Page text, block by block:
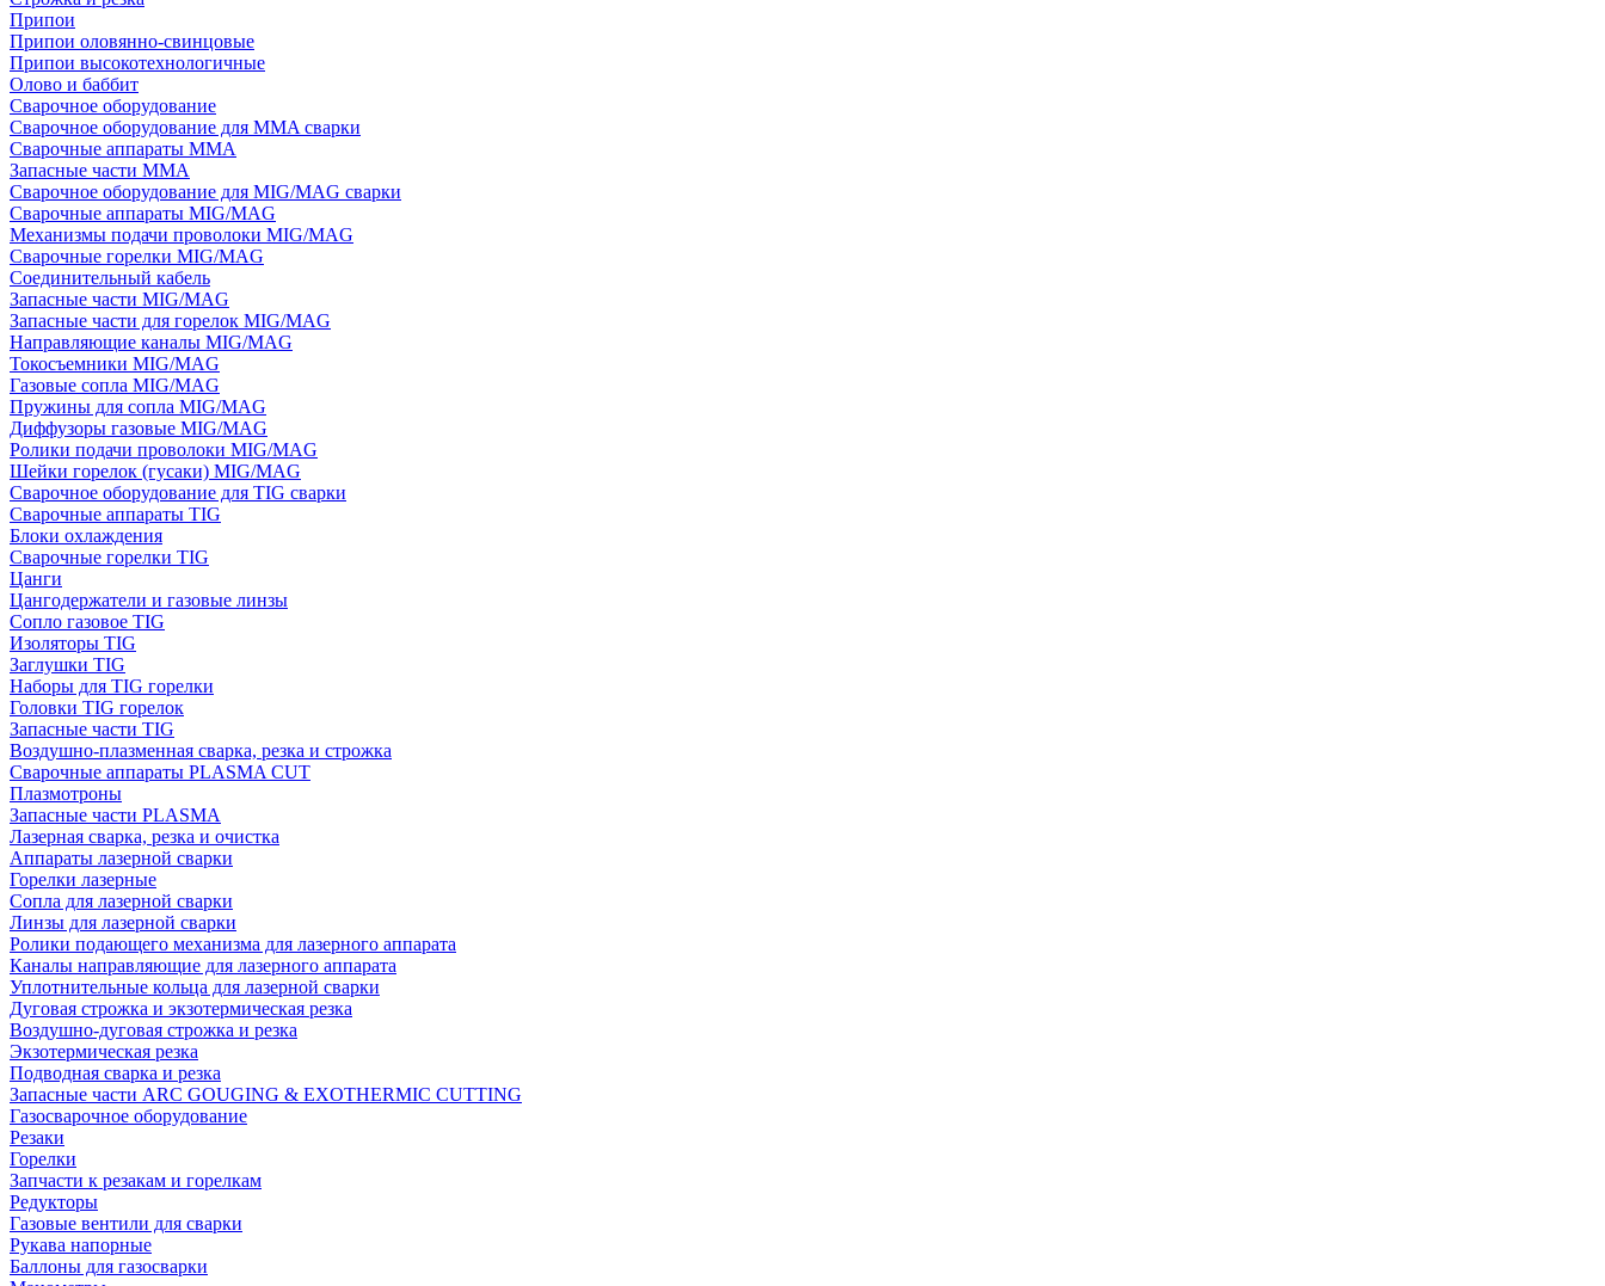
Припои
Припои оловянно-свинцовые
Припои высокотехнологичные
Олово и баббит
Сварочное оборудование
Сварочное оборудование для MMA сварки
Сварочные аппараты MMA
Запасные части MMA
Сварочное оборудование для MIG/MAG сварки
Сварочные аппараты MIG/MAG
Механизмы подачи проволоки MIG/MAG
Сварочные горелки MIG/MAG
Соединительный кабель
Запасные части MIG/MAG
Запасные части для горелок MIG/MAG
Направляющие каналы MIG/MAG
Токосъемники MIG/MAG
Газовые сопла MIG/MAG
Пружины для сопла MIG/MAG
Диффузоры газовые MIG/MAG
Ролики подачи проволоки MIG/MAG
Шейки горелок (гусаки) MIG/MAG
Сварочное оборудование для TIG сварки
Сварочные аппараты TIG
Блоки охлаждения
Сварочные горелки TIG
Цанги
Цангодержатели и газовые линзы
Сопло газовое TIG
Изоляторы TIG
Заглушки TIG
Наборы для TIG горелки
Головки TIG горелок
Запасные части TIG
Воздушно-плазменная сварка, резка и строжка
Сварочные аппараты PLASMA CUT
Плазмотроны
Запасные части PLASMA
Лазерная сварка, резка и очистка
Аппараты лазерной сварки
Горелки лазерные
Сопла для лазерной сварки
Линзы для лазерной сварки
Ролики подающего механизма для лазерного аппарата
Каналы направляющие для лазерного аппарата
Уплотнительные кольца для лазерной сварки
Дуговая строжка и экзотермическая резка
Воздушно-дуговая строжка и резка
Экзотермическая резка
Подводная сварка и резка
Запасные части ARC GOUGING & EXOTHERMIC CUTTING
Газосварочное оборудование
Резаки
Горелки
Запчасти к резакам и горелкам
Редукторы
Газовые вентили для сварки
Рукава напорные
Баллоны для газосварки